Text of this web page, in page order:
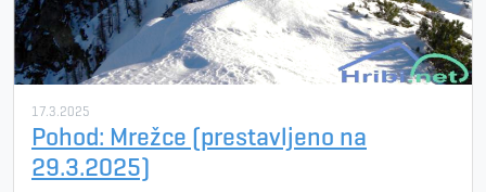
17.3.2025
Pohod: Mrežce (prestavljeno na
29.3.2025)